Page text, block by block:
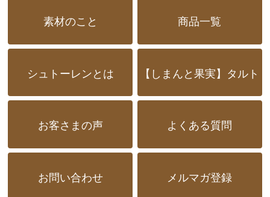
素材のこと 商品一覧
シュトーレンとは 【しまんと果実】タルト
お客さまの声 よくある質問
お問い合わせ メルマガ登録